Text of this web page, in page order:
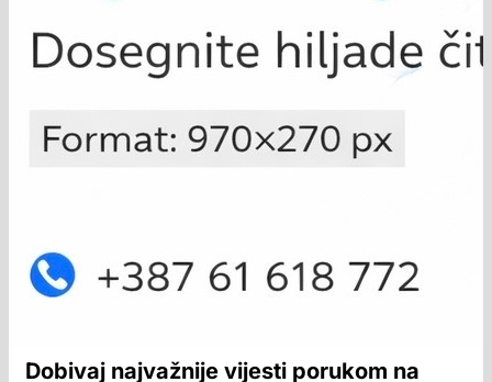
Dobivaj najvažnije vijesti porukom na